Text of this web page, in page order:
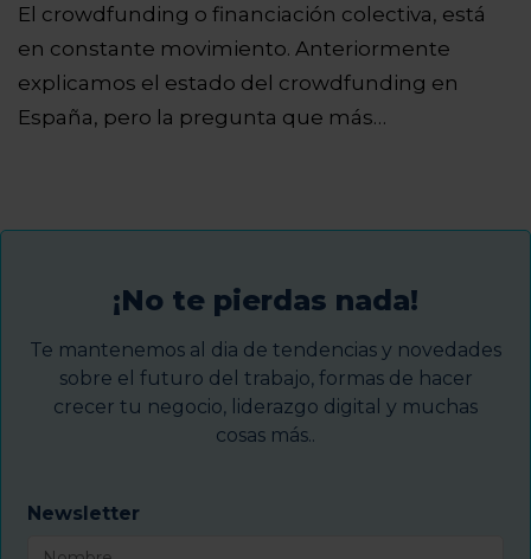
El crowdfunding o financiación colectiva, está
en constante movimiento. Anteriormente
explicamos el estado del crowdfunding en
España, pero la pregunta que más…
¡No te pierdas nada!
Te mantenemos al dia de tendencias y novedades
sobre el futuro del trabajo, formas de hacer
crecer tu negocio, liderazgo digital y muchas
cosas más..
Newsletter